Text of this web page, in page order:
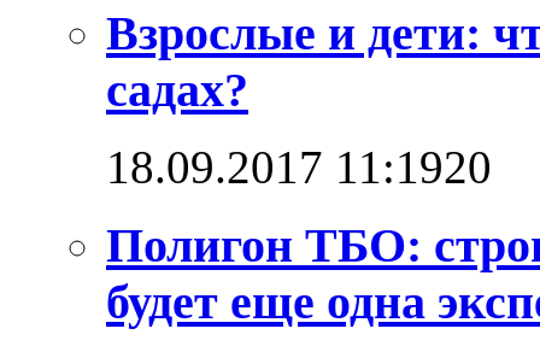
Взрослые и дети:
садах?
18.09.2017 11:1920
Полигон ТБО:
будет еще одна